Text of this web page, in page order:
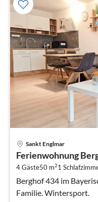
Sankt Englmar
Ferienwohnung
4 Gäste50 m21
Berghof 434 im
Familie. Wintersport.